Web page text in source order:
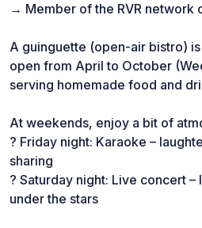
→ Member of the RVR network
A guinguette (open-air bistro)
open from April to October
serving homemade food and
At weekends, enjoy a bit of
? Friday night: Karaoke –
sharing
? Saturday night: Live concert
under the stars